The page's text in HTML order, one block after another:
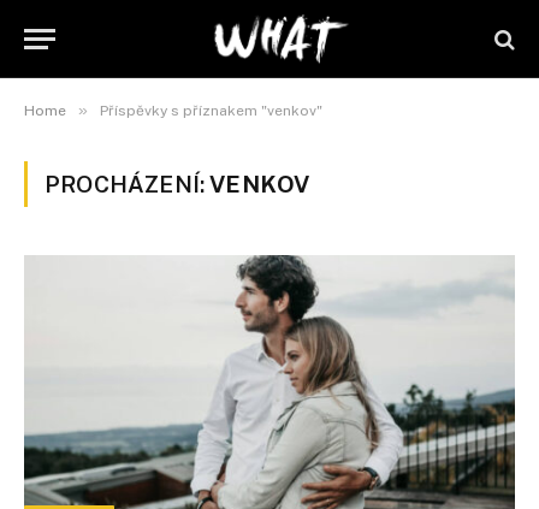
Home » Příspěvky s příznakem "venkov"
PROCHÁZENÍ:VENKOV